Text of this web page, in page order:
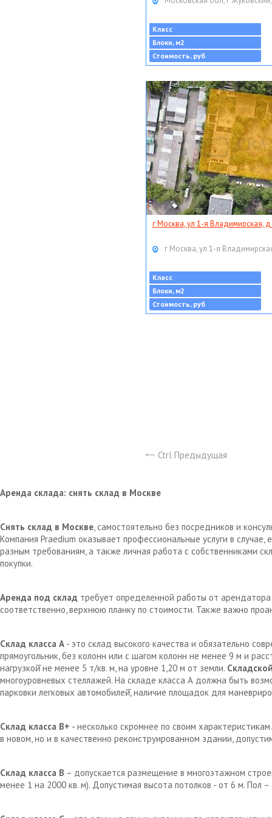
Класс
Блоки, м2
Стоимость, руб
г Москва, ул 1-я Владимирская, д
г Москва, ул 1-я
Класс
Блоки, м2
Стоимость, руб
Ctrl Предыдущая
Аренда склада: снять склад в Москве
Снять склад в Москве, самостоятельно без посредников и
Компания Praedium оказывает профессиональные услуги в
разным требованиям, а также личная работа с собственниками
покупки.
Аренда под склад требует определенной работы от
соответственно, верхнюю планку по стоимости. Также важно
Склад класса А - это склад высокого качества и обязательно
прямоугольник, без колонн или с шагом колонн не менее 9 м и
нагрузкой̆ не менее 5 т/кв. м, на уровне 1,20 м от земли.
многоуровневых стеллажей. На складе класса А должна быть
парковки легковых автомобилей̆, наличие площадок для
Склад класса В+ - несколько скромнее по своим
в новом, но и в качественно реконструированном здании,
Склад класса В – допускается размещение в многоэтажном
менее 1 на 2000 кв. м). Допустимая высота потолков - от 6 м. Пол